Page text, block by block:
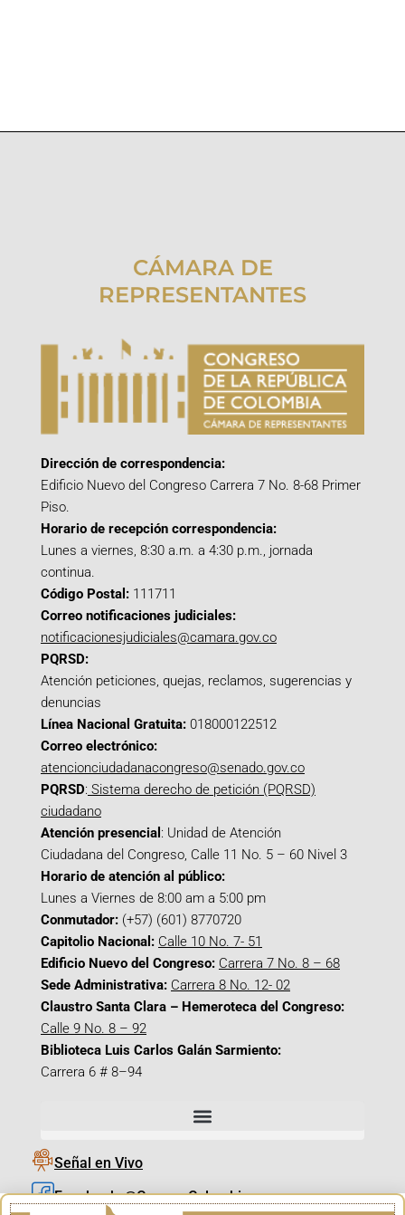
CÁMARA DE
REPRESENTANTES
Dirección de correspondencia:
Edificio Nuevo del Congreso Carrera 7 No. 8-68 Primer
Piso.
Horario de recepción correspondencia:
Lunes a viernes, 8:30 a.m. a 4:30 p.m., jornada
continua.
Código Postal: 111711
Correo notificaciones judiciales:
notificacionesjudiciales@camara.gov.co
PQRSD:
Atención peticiones, quejas, reclamos, sugerencias y
denuncias
Línea Nacional Gratuita: 018000122512
Correo electrónico:
atencionciudadanacongreso@senado.gov.co
PQRSD: Sistema derecho de petición (PQRSD)
ciudadano
Atención presencial : Unidad de Atención
Ciudadana del Congreso, Calle 11 No. 5 – 60 Nivel 3
Horario de atención al público:
Lunes a Viernes de 8:00 am a 5:00 pm
Conmutador: (+57) (601) 8770720
Capitolio Nacional: Calle 10 No. 7- 51
Edificio Nuevo del Congreso: Carrera 7 No. 8 – 68
Sede Administrativa: Carrera 8 No. 12- 02
Claustro Santa Clara – Hemeroteca del Congreso:
Calle 9 No. 8 – 92
Biblioteca Luis Carlos Galán Sarmiento:
Carrera 6 # 8–94
Señal en Vivo
Facebook_@CamaraColombia